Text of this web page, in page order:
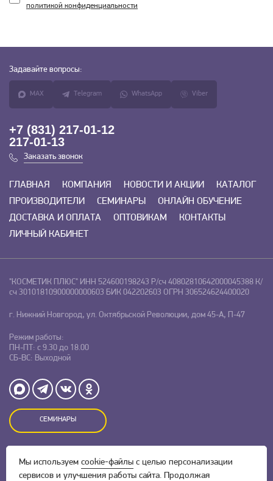
политикой конфиденциальности
Задавайте вопросы:
MAX Telegram WhatsApp Viber
+7 (831) 217-01-12
217-01-13
Заказать звонок
ГЛАВНАЯ КОМПАНИЯ НОВОСТИ И АКЦИИ
КАТАЛОГ
ПРОИЗВОДИТЕЛИ
СЕМИНАРЫ
ОНЛАЙН ОБУЧЕНИЕ
ДОСТАВКА И ОПЛАТА
ОПТОВИКАМ
КОНТАКТЫ
ЛИЧНЫЙ КАБИНЕТ
"КОСМЕТИК ПЛЮС" ИНН 524600198243 Р/сч 40802810642000045388 К/
сч 30101810900000000603 БИК 042202603 ОГРН 306524624400020
г. Нижний Новгород, ул. Октябрьской Революции, дом 45-А, П-47
Режим работы:
ПН-ПТ: с 9.30 до 18.00
СБ-ВС: Выходной
СЕМИНАРЫ
Оставляя заявку на сайте, Вы даете свое согласие на обработку
персональных данныхи соглашаетесь c
политикой
Мы используем cookie-файлы с целью персонализации
сервисов и улучшения работы сайта. Продолжая